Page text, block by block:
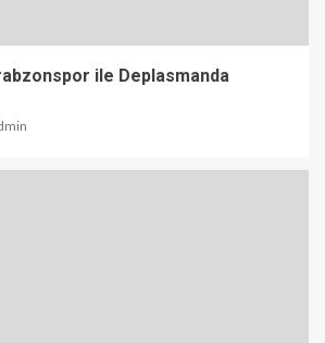
ile Deplasmanda